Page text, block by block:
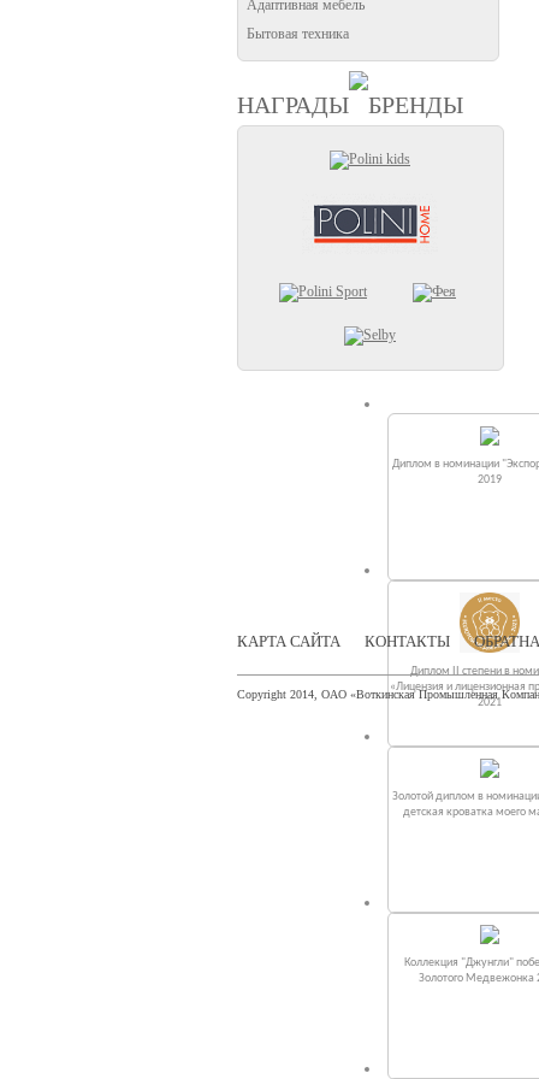
Адаптивная мебель
Бытовая техника
НАГРАДЫ БРЕНДЫ
Диплом в номинации
2019
Диплом II степени в
«Лицензия и лицензионная
2021
Золотой диплом в
детская кроватка моего
Коллекция "Джунгли"
Золотого Медвежонка
КАРТА САЙТА КОНТАКТЫ
Copyright 2014, ОАО «Воткинская Промышленная